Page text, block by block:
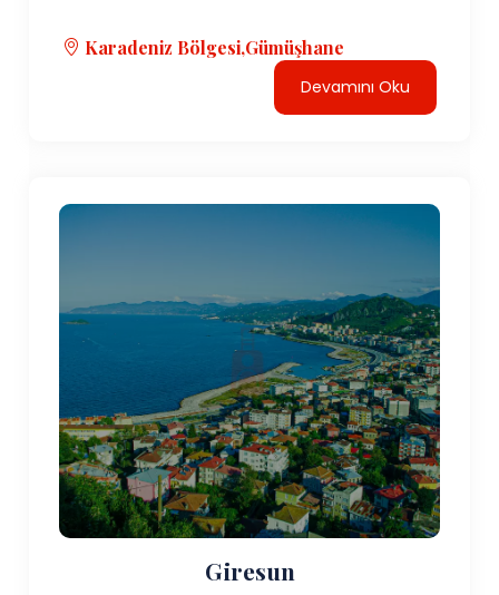
Karadeniz Bölgesi,Gümüşhane
Devamını Oku
Giresun